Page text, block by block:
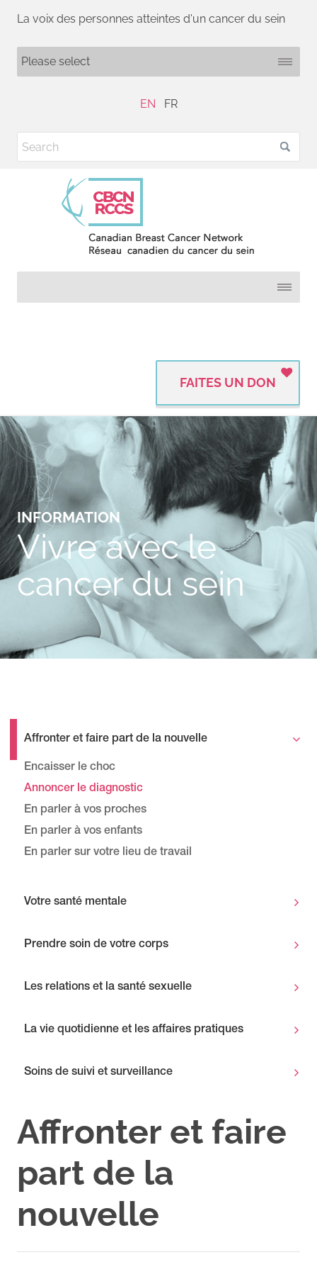
La voix des personnes atteintes d'un cancer du sein
EN FR
FAITES UN DON
INFORMATION
Vivre avec le
cancer du sein
Affronter et faire part de la nouvelle
Encaisser le choc
Annoncer le diagnostic
En parler à vos proches
En parler à vos enfants
En parler sur votre lieu de travail
Votre santé mentale
Prendre soin de votre corps
Les relations et la santé sexuelle
La vie quotidienne et les affaires pratiques
Soins de suivi et surveillance
Affronter et faire
part de la
nouvelle